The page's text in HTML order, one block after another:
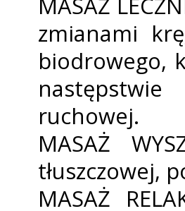
MASAŻ
zmianami
biodrowego,
następstwie
ruchowej.
MASAŻ
tłuszczowej,
MASAŻ